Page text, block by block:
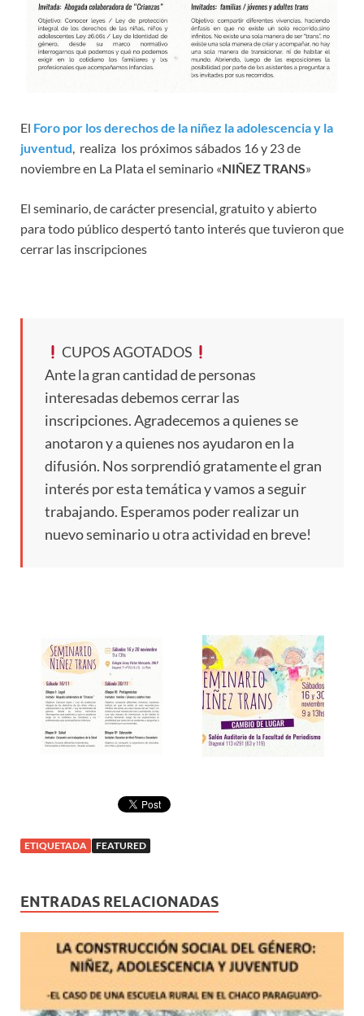
El Foro por los derechos de la niñez la adolescencia y la
juventud, realiza los próximos sábados 16 y 23 de
noviembre en La Plata el seminario «NIÑEZ TRANS»
El seminario, de carácter presencial, gratuito y abierto
para todo público despertó tanto interés que tuvieron que
cerrar las inscripciones
CUPOS AGOTADOS
Ante la gran cantidad de personas
interesadas debemos cerrar las
inscripciones. Agradecemos a quienes se
anotaron y a quienes nos ayudaron en la
difusión. Nos sorprendió gratamente el gran
interés por esta temática y vamos a seguir
trabajando. Esperamos poder realizar un
nuevo seminario u otra actividad en breve!
ETIQUETADA FEATURED
ENTRADAS RELACIONADAS